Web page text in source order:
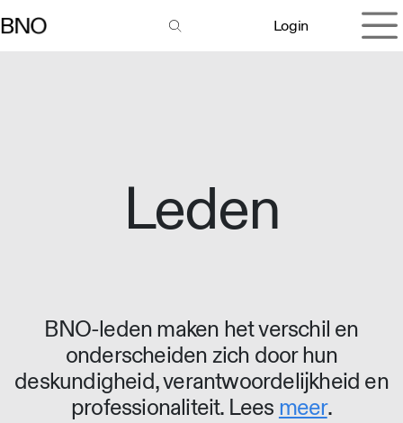
Login
Leden
BNO-leden maken het verschil en
onderscheiden zich door hun
deskundigheid, verantwoordelijkheid en
professionaliteit. Lees meer.